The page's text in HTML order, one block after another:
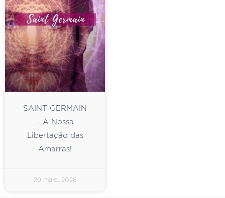
SAINT GERMAIN
– A Nossa
Libertação das
Amarras!
29 maio, 2026